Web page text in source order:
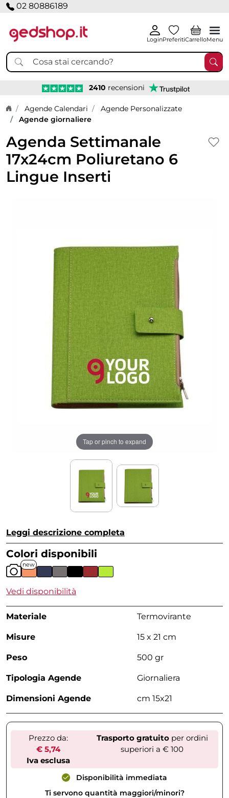
02 80886189
LoginPreferitiCarrelloMenu
2410 recensioni
Home page
Agende Calendari
Agende Personalizzate
Agende giornaliere
Agenda Settimanale
17x24cm Poliuretano 6
Lingue Inserti
Tap or pinch to expand
Leggi descrizione completa
Colori disponibili
new
Vedi disponibilità
Materiale Termovirante
Misure 15 x 21 cm
Peso 500 gr
Tipologia Agende Giornaliera
Dimensioni Agende cm 15x21
Prezzo da:
€ 5,74
Iva esclusa
Trasporto gratuitoper ordini
superiori a € 100
Disponibilità immediata
Ti servono quantità maggiori/minori?